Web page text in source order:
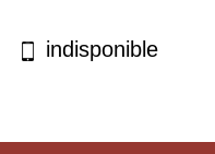
indisponible